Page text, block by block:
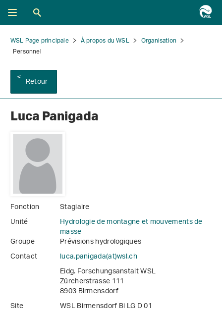
WSL Page principale À propos du WSL
Organisation
Personnel
Retour
Luca Panigada
Fonction
Stagiaire
Unité
Hydrologie de montagne et mouvements de
masse
Groupe
Prévisions hydrologiques
Contact
luca.panigada(at)wsl.ch
Eidg. Forschungsanstalt WSL
Zürcherstrasse 111
8903 Birmensdorf
Site
WSL Birmensdorf Bi LG D 01